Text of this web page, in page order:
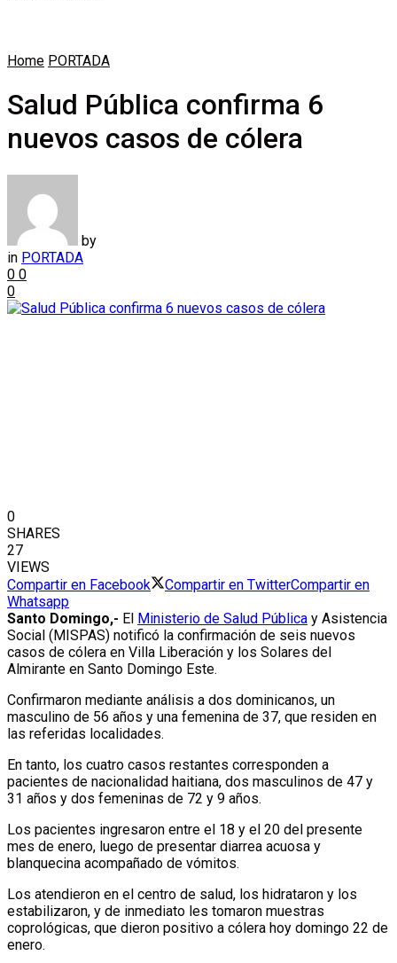
Home PORTADA
Salud Pública confirma 6
nuevos casos de cólera
by
in PORTADA
0 0
0
0
SHARES
27
VIEWS
Compartir en Facebook
Compartir en TwitterCompartir en
Whatsapp
Santo Domingo,- El Ministerio de Salud Pública y Asistencia
Social (MISPAS) notificó la confirmación de seis nuevos
casos de cólera en Villa Liberación y los Solares del
Almirante en Santo Domingo Este.
Confirmaron mediante análisis a dos dominicanos, un
masculino de 56 años y una femenina de 37, que residen en
las referidas localidades.
En tanto, los cuatro casos restantes corresponden a
pacientes de nacionalidad haitiana, dos masculinos de 47 y
31 años y dos femeninas de 72 y 9 años.
Los pacientes ingresaron entre el 18 y el 20 del presente
mes de enero, luego de presentar diarrea acuosa y
blanquecina acompañado de vómitos.
Los atendieron en el centro de salud, los hidrataron y los
estabilizaron, y de inmediato les tomaron muestras
coprológicas, que dieron positivo a cólera hoy domingo 22 de
enero.